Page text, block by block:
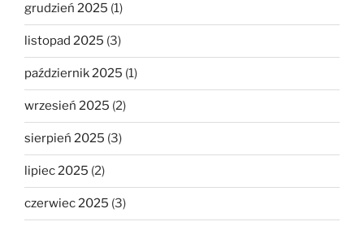
grudzień 2025 (1)
listopad 2025 (3)
październik 2025 (1)
wrzesień 2025 (2)
sierpień 2025 (3)
lipiec 2025 (2)
czerwiec 2025 (3)